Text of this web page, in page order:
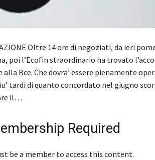
Oltre 14 ore di negoziati, da ieri
poi l’Ecofin straordinario ha trovato
alla Bce. Che dovra’ essere pienamente
tardi di quanto concordato nel giugno
il…
Required
be a member to access this content.